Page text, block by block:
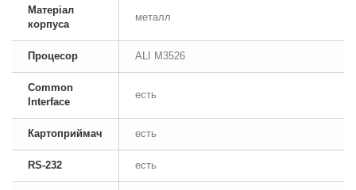
Матеріал
корпуса
металл
Процесор ALI M3526
Common
Interface
есть
Картоприймач есть
RS-232 есть